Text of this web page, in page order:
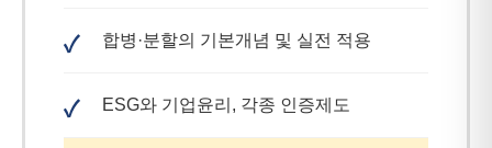
✓ 합병·분할의 기본개념 및 실전 적용
✓ ESG와 기업윤리, 각종 인증제도